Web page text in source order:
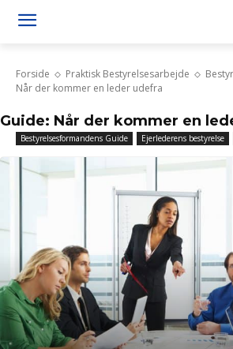
Forside Praktisk Bestyrelsesarbejde
Når der kommer en leder udefra
Guide: Når der kommer en
Bestyrelsesformandens Guide Ejerlederens bestyrelse